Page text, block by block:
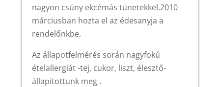
nagyon csúny ekcémás tünetekkel.2010
márciusban hozta el az édesanyja a
rendelőnkbe.
Az állapotfelmérés során nagyfokú
ételallergiát -tej, cukor, liszt, élesztő-
állapítottunk meg .